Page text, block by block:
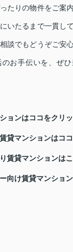
たりの物件をご案
いたるまで一貫し
談でもどうぞご安
お手伝いを、ぜ
ョンはココをクリ
貸マンションはコ
賃貸マンションは
向け賃貸マンショ